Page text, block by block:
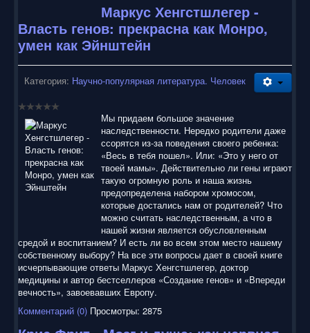
5
Маркус Хенгстшлегер -
Власть генов: прекрасна как Монро,
умен как Эйнштейн
Категория: Научно-популярная литература. Человек
Мы придаем большое значение
наследственности. Нередко родители даже
ссорятся из-за поведения своего ребенка:
«Весь в тебя пошел». Или: «Это у него от
твоей мамы». Действительно ли гены играют
такую огромную роль и наша жизнь
предопределена набором хромосом,
которые достались нам от родителей? Что
можно считать наследственным, а что в
нашей жизни является обусловленным
средой и воспитанием? И есть ли во всем этом место нашему
собственному выбору? На все эти вопросы дает в своей книге
исчерпывающие ответы Маркус Хенгстшлегер, доктор
медицины и автор бестселлеров «Создание генов» и «Впереди
вечность», завоевавших Европу.
Комментарий (0) Просмотры: 2875